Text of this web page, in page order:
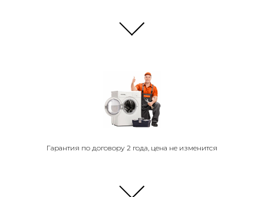
Гарантия по договору 2 года, цена не изменится